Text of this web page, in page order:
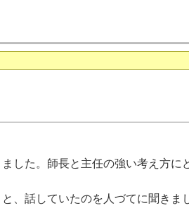
した。師長と主任の強い考え方に
、話していたのを人づてに聞きま